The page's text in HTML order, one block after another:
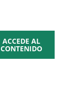
ACCEDE AL
CONTENIDO